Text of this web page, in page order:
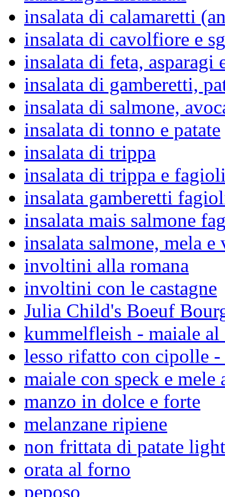
insalata di calamaretti
insalata di cavolfiore e
insalata di feta, asparagi
insalata di gamberetti,
insalata di salmone,
insalata di tonno e patate
insalata di trippa
insalata di trippa e
insalata gamberetti
insalata mais salmone
insalata salmone, mela e
involtini alla romana
involtini con le castagne
Julia Child's Boeuf
kummelfleish - maiale
lesso rifatto con cipolle -
maiale con speck e mele
manzo in dolce e forte
melanzane ripiene
non frittata di patate
orata al forno
peposo